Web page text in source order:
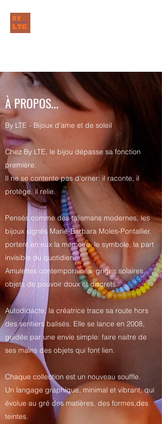
À PROPOS...
By LTE - Bijoux d'ame et de soleil
Chez By LTE, le bijou dépasse sa fonction
première.
Il ne se contente pas d'orner: il raconte, il
protège, il relie.
Pensés comme des talismans modernes, les
bijoux signés Marie-Barbara Moles-Pontallier
portent en eux la mémoire, le symbole, la part
invisible du quotidien.
Amulettes contemporaines, grigris solaires,
objets de pouvoir doux et discrets.
Autodidacte, la créatrice trace sa route hors
des sentiers balisés. Elle se lance en 2008,
guidée par une envie simple: faire naitre de
ses mains des objets qui font lien.
Chaque collection est un nouveau souffle.
Un langage graphique, minimal et vibrant, qui
évolue au gré des matières, des formes,des
teintes.